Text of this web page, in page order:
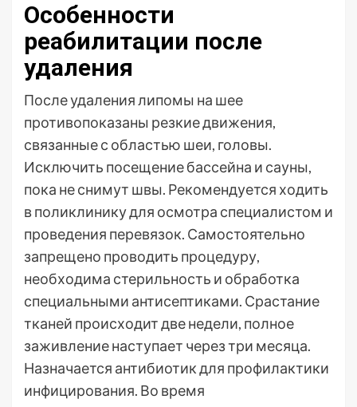
Особенности
реабилитации после
удаления
После удаления липомы на шее
противопоказаны резкие движения,
связанные с областью шеи, головы.
Исключить посещение бассейна и сауны,
пока не снимут швы. Рекомендуется ходить
в поликлинику для осмотра специалистом и
проведения перевязок. Самостоятельно
запрещено проводить процедуру,
необходима стерильность и обработка
специальными антисептиками. Срастание
тканей происходит две недели, полное
заживление наступает через три месяца.
Назначается антибиотик для профилактики
инфицирования. Во время